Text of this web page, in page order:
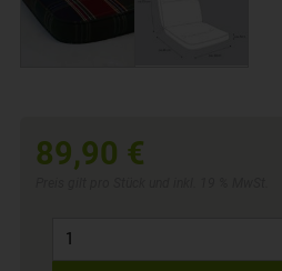
89,90 €